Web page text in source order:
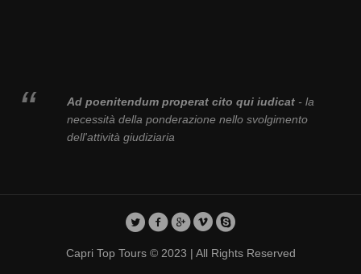
Ad poenitendum properat cito qui iudicat- la
necessità della ponderazione nello svolgimento
dell'attività giudiziaria
Capri Top Tours © 2023 | All Rights Reserved